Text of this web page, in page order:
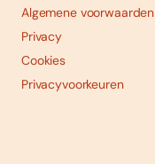
Algemene voorwaarden
Privacy
Cookies
Privacyvoorkeuren